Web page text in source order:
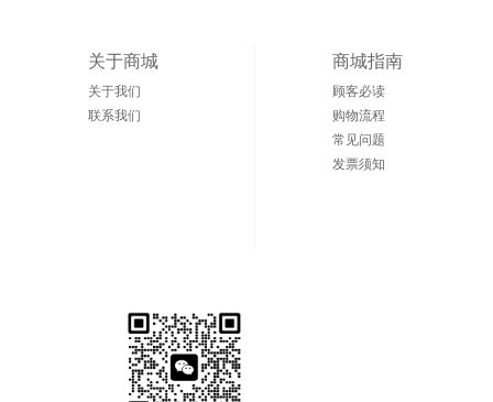
关于商城
关于我们
联系我们
商城指南
顾客必读
购物流程
常见问题
发票须知